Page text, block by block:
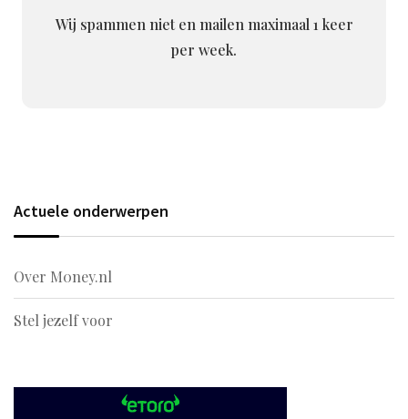
Wij spammen niet en mailen maximaal 1 keer
per week.
Actuele onderwerpen
Over M0ney.nl
Stel jezelf voor